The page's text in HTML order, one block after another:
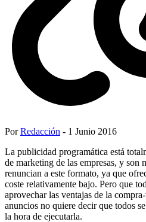
PorRedacción - 1 Junio 2016
La publicidad programática está
de marketing de las empresas, y son
renuncian a este formato, ya que
coste relativamente bajo. Pero que
aprovechar las ventajas de la
anuncios no quiere decir que todos
la hora de ejecutarla.